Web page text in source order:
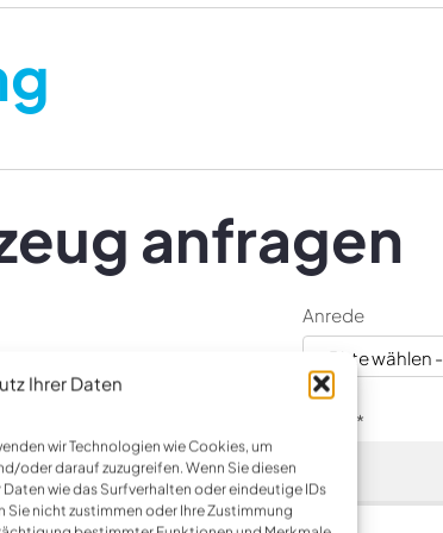
Ihrer Daten
wir Technologien wie Cookies, um
oder darauf zuzugreifen. Wenn Sie diesen
wie das Surfverhalten oder eindeutige IDs
nicht zustimmen oder Ihre Zustimmung
anfragen
Anrede
- Bitte wählen -
E-Mail *